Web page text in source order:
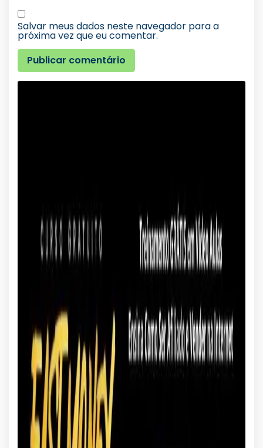
Salvar meus dados neste navegador para a
próxima vez que eu comentar.